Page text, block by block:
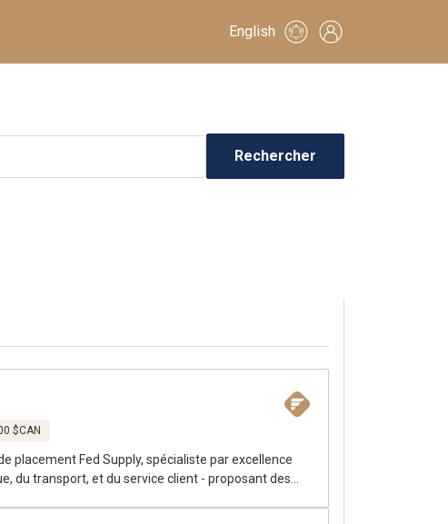
English
Rechercher
$CAN
placement Fed Supply, spécialiste par excellence
du transport, et du service client - proposant des